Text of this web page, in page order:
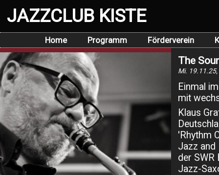
JAZZCLUB KISTE
Home Programm Förderverein
The
Mi. 19.11.25,
Einmal
mit
Klaus
'Rhythm
Jazz and
der
Jazz-